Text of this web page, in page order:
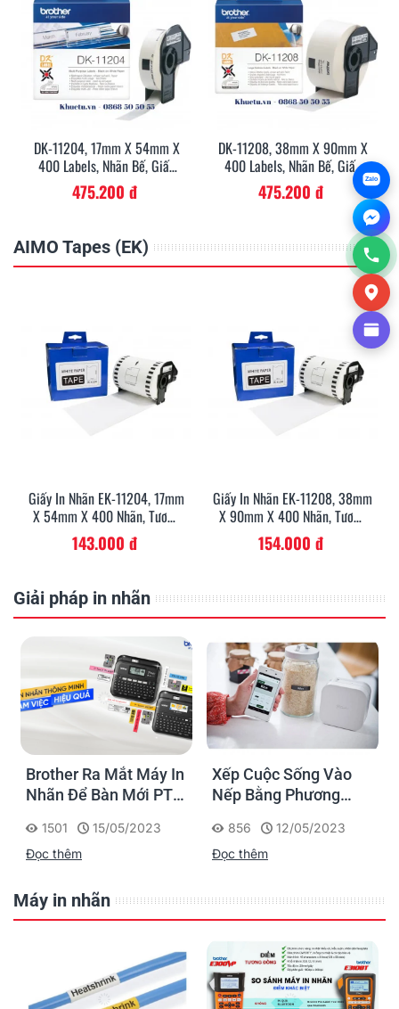
DK-11204, 17mm X 54mm X
400 Labels, Nhãn Bế, Giấy
Decal
475.200 đ
DK-11208, 38mm X 90mm X
400 Labels, Nhãn Bế, Giấy
Decal
475.200 đ
AIMO Tapes (EK)
Giấy In Nhãn EK-11204, 17mm
X 54mm X 400 Nhãn, Tương
Thích DK-11204
143.000 đ
Giấy In Nhãn EK-11208, 38mm
X 90mm X 400 Nhãn, Tương
Thích DK-11208
154.000 đ
Giải pháp in nhãn
Brother Ra Mắt Máy In
Nhãn Để Bàn Mới PT-
- Giải Pháp Một Chạm
Cho Dân Văn Phòng
1501
15/05/2023
Đọc thêm
Xếp Cuộc Sống Vào
Nếp Bằng Phương
Người Nhật
856
12/05/2023
Đọc thêm
Máy in nhãn
Zalo